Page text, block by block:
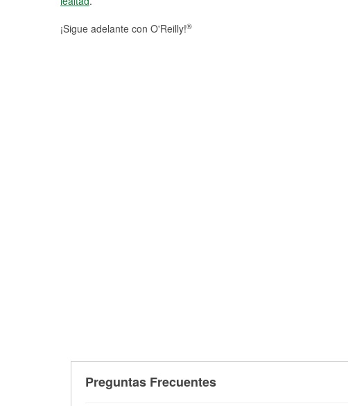
¡Sigue adelante con O'Reilly!®
Preguntas Frecuentes